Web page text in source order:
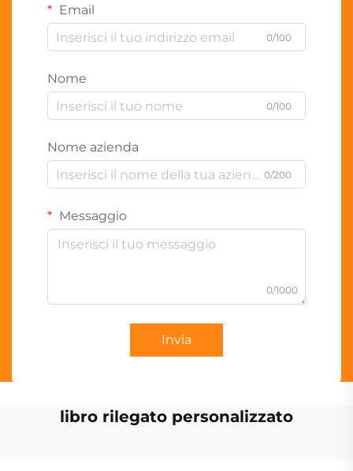
Email
0/100
Nome
0/100
Nome azienda
0/200
Messaggio
0/1000
Invia
libro rilegato personalizzato